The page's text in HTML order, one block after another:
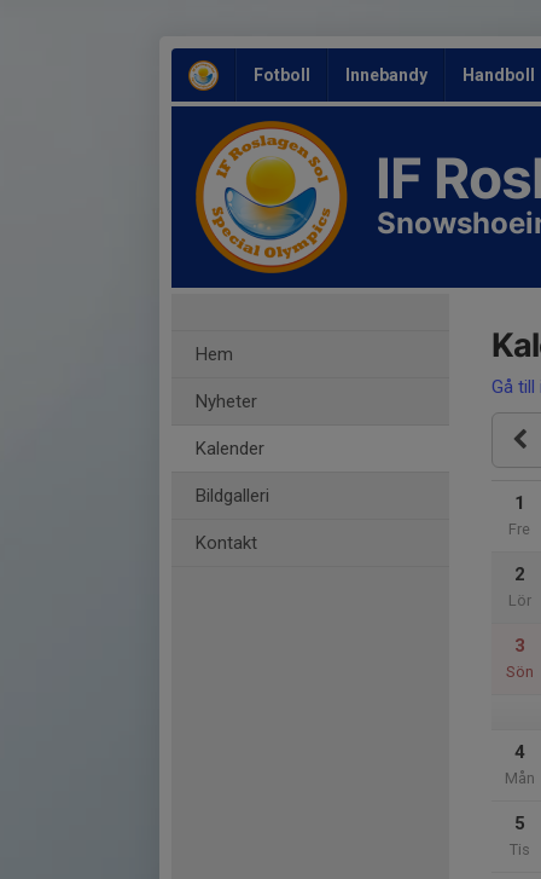
Fotboll Innebandy Handboll
IF
Hem
Nyheter
Kalender
Bildgalleri
Kontakt
Gå till
1
Fre
2
Lör
3
Sön
4
Mån
5
Tis